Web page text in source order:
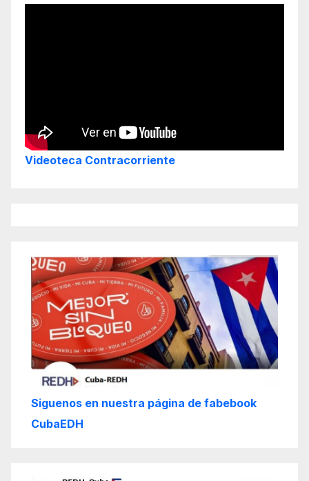
Videoteca Contracorriente
Siguenos en nuestra página de fabebook
CubaEDH